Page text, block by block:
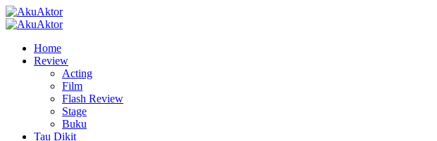
Skip
to
Primary
Home
Review
Acting
Film
Flash Review
Stage
Buku
Tau Dikit